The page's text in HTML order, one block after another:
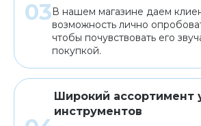
В нашем магазине даем
возможность лично
чтобы почувствовать его
покупкой.
Широкий ассортимент
инструментов